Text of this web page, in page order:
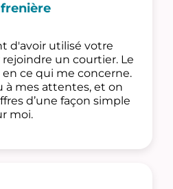
d'avoir utilisé votre
un courtier. Le
ce qui me concerne.
à mes attentes, et on
d’une façon simple
moi.